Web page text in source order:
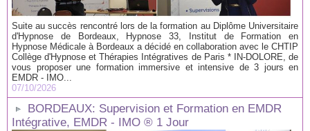
Suite au succès rencontré lors de la formation au Diplôme Universitaire
d'Hypnose de Bordeaux, Hypnose 33, Institut de Formation en
Hypnose Médicale à Bordeaux a décidé en collaboration avec le CHTIP
Collège d'Hypnose et Thérapies Intégratives de Paris * IN-DOLORE, de
vous proposer une formation immersive et intensive de 3 jours en
EMDR - IMO...
07/10/2026
BORDEAUX: Supervision et Formation en EMDR
Intégrative, EMDR - IMO ® 1 Jour